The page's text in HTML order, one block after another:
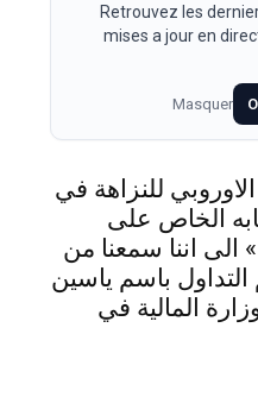
Retrouvez les
mises a jour en
Masquer
للنزاهة في
الخاص على
الى اننا سمعنا من
التداول باسم ياسين
المالية في